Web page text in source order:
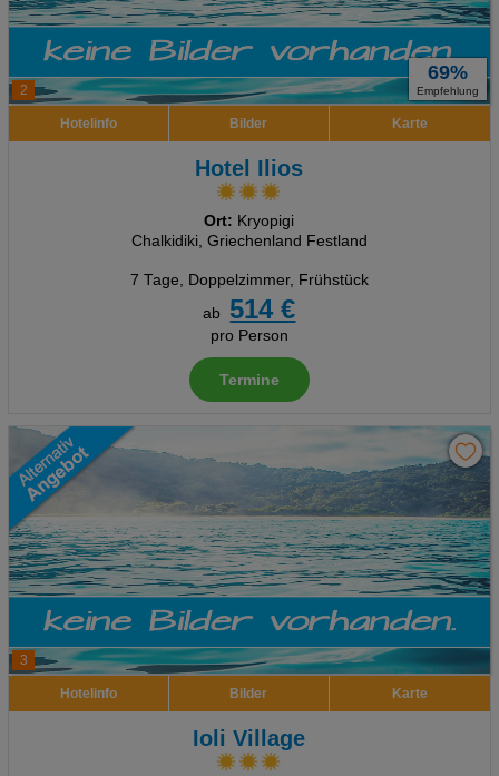
2
69%
Empfehlung
Hotelinfo Bilder Karte
Hotel Ilios
Ort: Kryopigi
Chalkidiki, Griechenland Festland
7 Tage, Doppelzimmer, Frühstück
ab
514 €
pro Person
Termine
3
Hotelinfo Bilder Karte
Ioli Village